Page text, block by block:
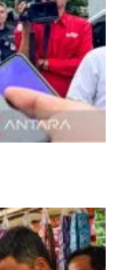
hingga